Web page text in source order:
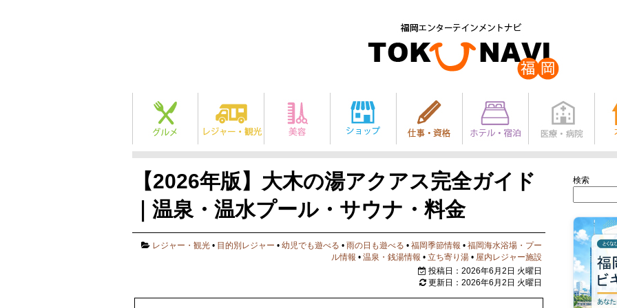
【2026年版】大木の湯アクアス完全ガイド
｜温泉・温水プール・サウナ・料金
レジャー・観光 • 目的別レジャー • 幼児でも遊べる • 雨の日も遊べる • 福岡季節情報 • 福岡海水浴場・プー
ル情報 • 温泉・銭湯情報 • 立ち寄り湯 • 屋内レジャー施設
投稿日：2026年6月2日 火曜日
更新日：2026年6月2日 火曜日
検索